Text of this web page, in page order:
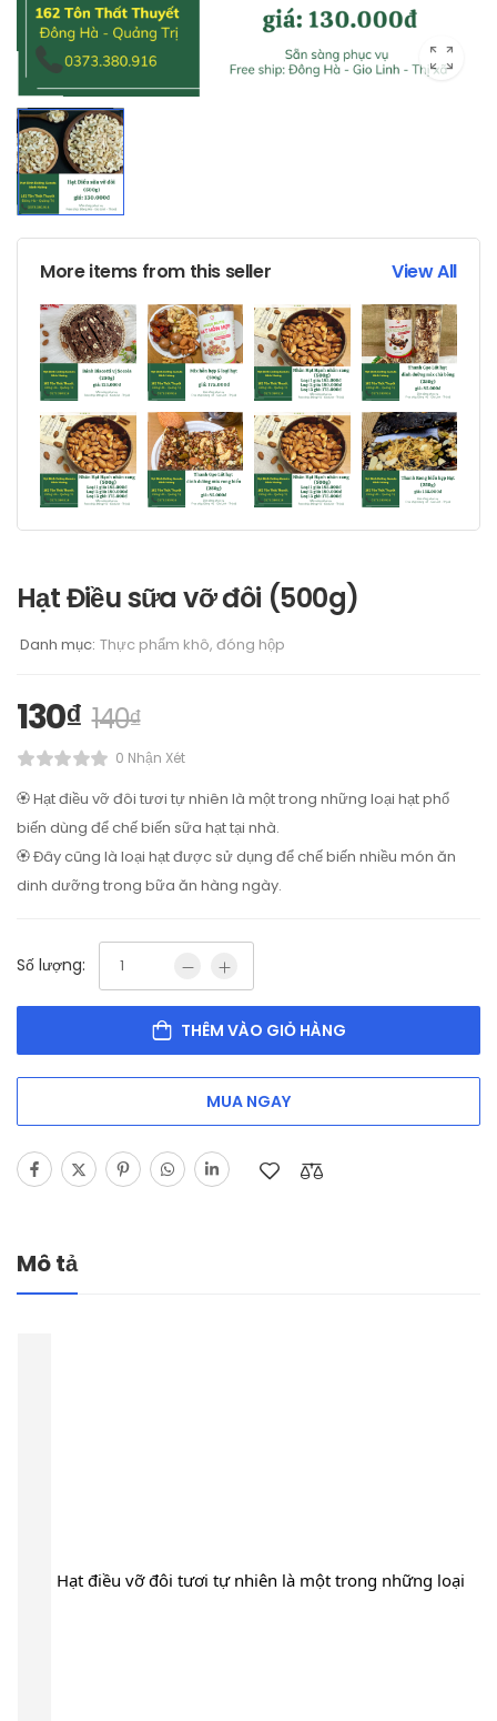
More items from this seller View All
Hạt Điều sữa vỡ đôi (500g)
Danh mục: Thực phẩm khô, đóng hộp
130₫ 140₫
0 Nhận Xét
🏵️ Hạt điều vỡ đôi tươi tự nhiên là một trong những loại hạt phổ
biến dùng để chế biến sữa hạt tại nhà.
🏵️ Đây cũng là loại hạt được sử dụng để chế biến nhiều món ăn
dinh dưỡng trong bữa ăn hàng ngày.
Số lượng:
THÊM VÀO GIỎ HÀNG
MUA NGAY
Mô tả
Hạt điều vỡ đôi tươi tự nhiên là một trong những loại